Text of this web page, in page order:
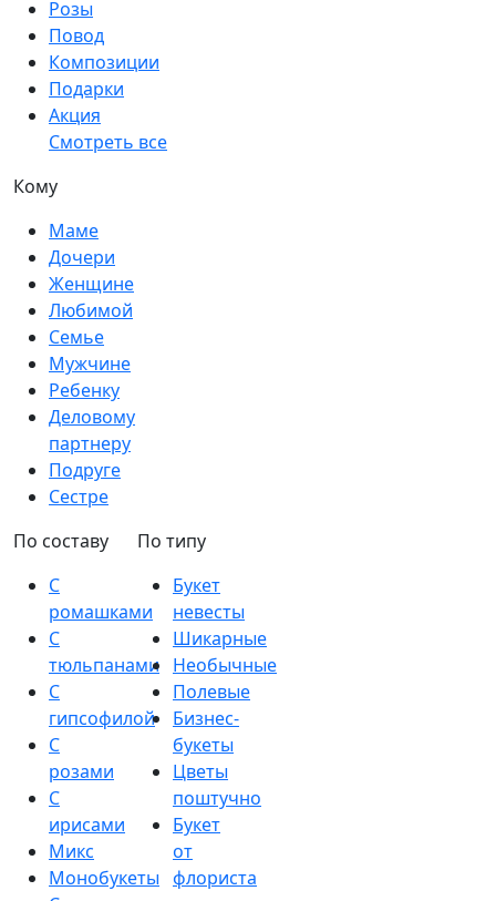
Розы
Повод
Композиции
Подарки
Акция
Смотреть все
Кому
Маме
Дочери
Женщине
Любимой
Семье
Мужчине
Ребенку
Деловому
партнеру
Подруге
Сестре
По составу
С
ромашками
С
тюльпанами
С
гипсофилой
С
розами
С
ирисами
Микс
Монобукеты
По типу
Букет
невесты
Шикарные
Необычные
Полевые
Бизнес-
букеты
Цветы
поштучно
Букет
от
флориста